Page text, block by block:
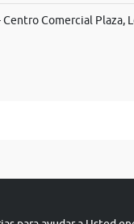
Comercial Plaza,